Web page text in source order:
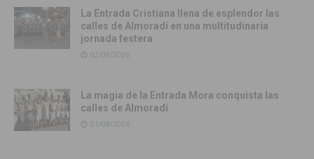
La Entrada Cristiana llena de esplendor las
calles de Almoradí en una multitudinaria
jornada festera
02/08/2026
La magia de la Entrada Mora conquista las
calles de Almoradí
01/08/2026